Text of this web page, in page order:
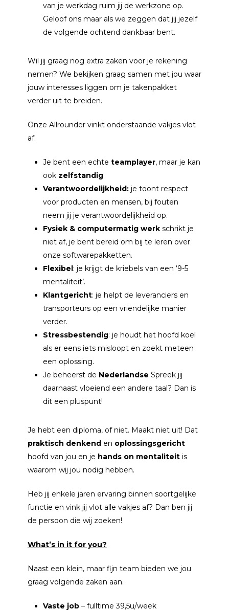
van je werkdag ruim jij de werkzone op.
Geloof ons maar als we zeggen dat jij jezelf
de volgende ochtend dankbaar bent.
Wil jij graag nog extra zaken voor je rekening
nemen? We bekijken graag samen met jou waar
jouw interesses liggen om je takenpakket
verder uit te breiden.
Onze Allrounder vinkt onderstaande vakjes vlot
af.
Je bent een echte teamplayer, maar je kan
ook zelfstandig
Verantwoordelijkheid: je toont respect
voor producten en mensen, bij fouten
neem jij je verantwoordelijkheid op.
Fysiek & computermatig werk schrikt je
niet af, je bent bereid om bij te leren over
onze softwarepakketten.
Flexibel: je krijgt de kriebels van een ‘9-5
mentaliteit’.
Klantgericht: je helpt de leveranciers en
transporteurs op een vriendelijke manier
verder.
Stressbestendig: je houdt het hoofd koel
als er eens iets misloopt en zoekt meteen
een oplossing.
Je beheerst de Nederlandse Spreek jij
daarnaast vloeiend een andere taal? Dan is
dit een pluspunt!
Je hebt een diploma, of niet. Maakt niet uit! Dat
praktisch denkenden oplossingsgericht
hoofd van jou en je hands on mentaliteitis
waarom wij jou nodig hebben.
Heb jij enkele jaren ervaring binnen soortgelijke
functie en vink jij vlot alle vakjes af? Dan ben jij
de persoon die wij zoeken!
What’s in it for you?
Naast een klein, maar fijn team bieden we jou
graag volgende zaken aan.
Vaste job– fulltime 39,5u/week